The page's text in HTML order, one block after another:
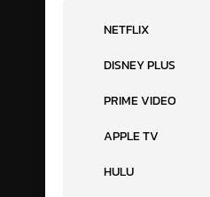
NETFLIX
DISNEY PLUS
PRIME VIDEO
APPLE TV
HULU